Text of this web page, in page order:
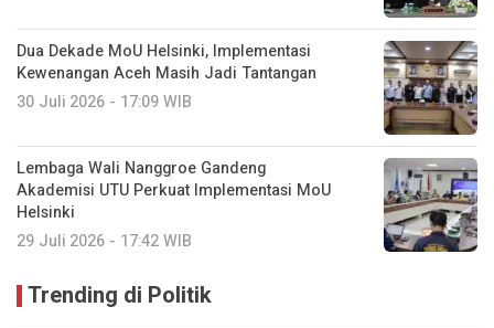
Dua Dekade MoU Helsinki, Implementasi
Kewenangan Aceh Masih Jadi Tantangan
30 Juli 2026 - 17:09 WIB
Lembaga Wali Nanggroe Gandeng
Akademisi UTU Perkuat Implementasi MoU
Helsinki
29 Juli 2026 - 17:42 WIB
Trending di Politik